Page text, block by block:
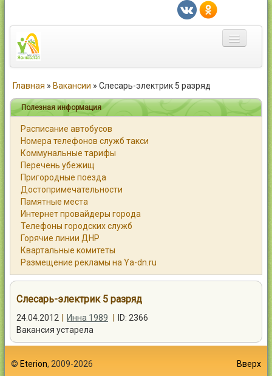
Город
Статьи
Каталог
Справочник
Работа
Объявления
Помощь
Контакты
Главная » Вакансии » Слесарь-электрик 5 разряд
Полезная информация
Расписание автобусов
Номера телефонов служб такси
Коммунальные тарифы
Перечень убежищ
Пригородные поезда
Достопримечательности
Памятные места
Интернет провайдеры города
Телефоны городских служб
Горячие линии ДНР
Квартальные комитеты
Размещение рекламы на Ya-dn.ru
Слесарь-электрик 5 разряд
24.04.2012 Инна 1989
ID: 2366
Вакансия устарела
© Eterion, 2009-2026 Вверх